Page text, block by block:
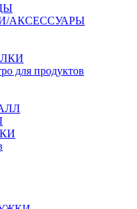
АКСЕССУАРЫ
для продуктов